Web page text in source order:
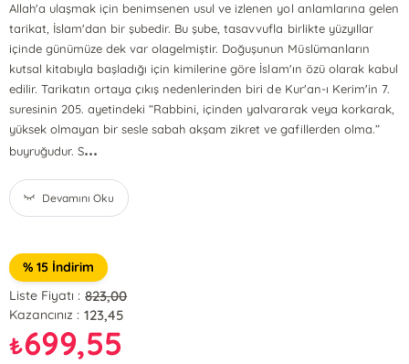
Allah'a ulaşmak için benimsenen usul ve izlenen yol anlamlarına gelen
tarikat, İslam'dan bir şubedir. Bu şube, tasavvufla birlikte yüzyıllar
içinde günümüze dek var olagelmiştir. Doğuşunun Müslümanların
kutsal kitabıyla başladığı için kimilerine göre İslam'ın özü olarak kabul
edilir. Tarikatın ortaya çıkış nedenlerinden biri de Kur'an-ı Kerim'in 7.
suresinin 205. ayetindeki “Rabbini, içinden yalvararak veya korkarak,
yüksek olmayan bir sesle sabah akşam zikret ve gafillerden olma.”
buyruğudur. S...
Devamını Oku
% 15 İndirim
Liste Fiyatı : 823,00
Kazancınız : 123,45
₺699,55